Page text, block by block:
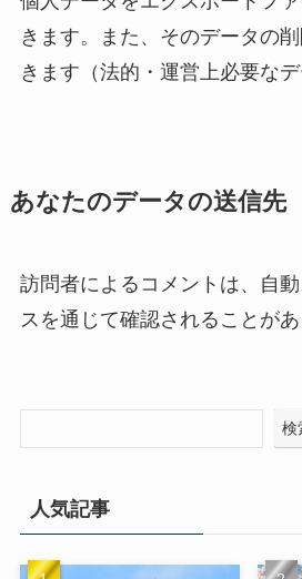
きます。また、そのデータの
きます（法的・運営上必要なデ
あなたのデータの送信先
訪問者によるコメントは、自
スを通じて確認されることがあ
検
人気記事